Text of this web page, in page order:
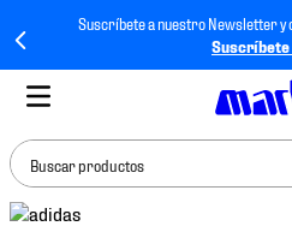
Suscríbete a nuestro Newsletter y
Suscríbete
Buscar productos